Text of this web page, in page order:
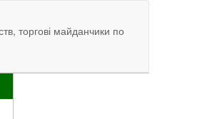
торгові майданчики по